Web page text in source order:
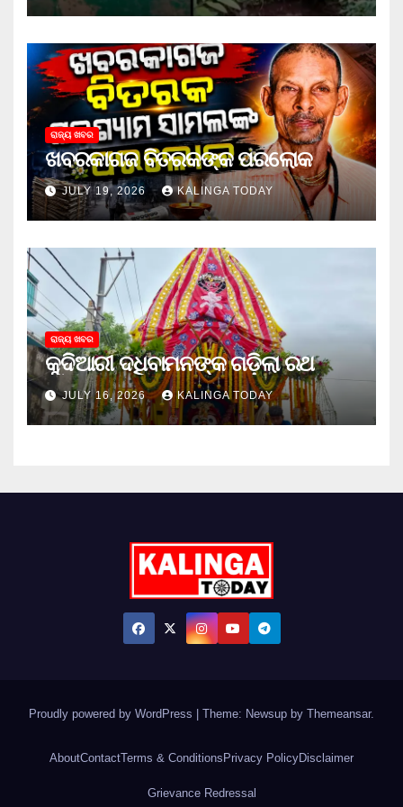
ରାଜ୍ୟ ଖବର
ଖବରକାଗଜ ବିତରକଙ୍କ ପରଲୋକ
JULY 19, 2026 KALINGA TODAY
ରାଜ୍ୟ ଖବର
କୁଦିଆରୀ ଦଧିବାମନଙ୍କ ଗଡ଼ିଲା ରଥ
JULY 16, 2026 KALINGA TODAY
Proudly powered by WordPress Theme: Newsup by Themeansar.
AboutContactTerms & ConditionsPrivacy PolicyDisclaimer
Grievance Redressal